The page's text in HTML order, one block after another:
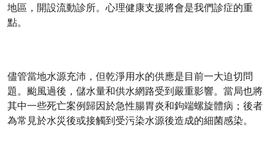
地區，開設流動診所。心理健康支援將會是我們診症的重
點。
儘管當地水源充沛，但乾淨用水的供應是目前一大迫切問
題。颱風過後，儲水量和供水網路受到嚴重影響。當局也將
其中一些死亡案例歸因於急性腸胃炎和鉤端螺旋體病；後者
為常見於水災後或接觸到受污染水源後造成的細菌感染。